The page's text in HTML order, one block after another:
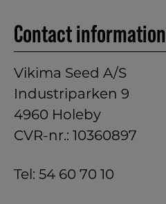
Contact information
Vikima Seed A/S
Industriparken 9
4960 Holeby
CVR-nr.: 10360897
Tel: 54 60 70 10